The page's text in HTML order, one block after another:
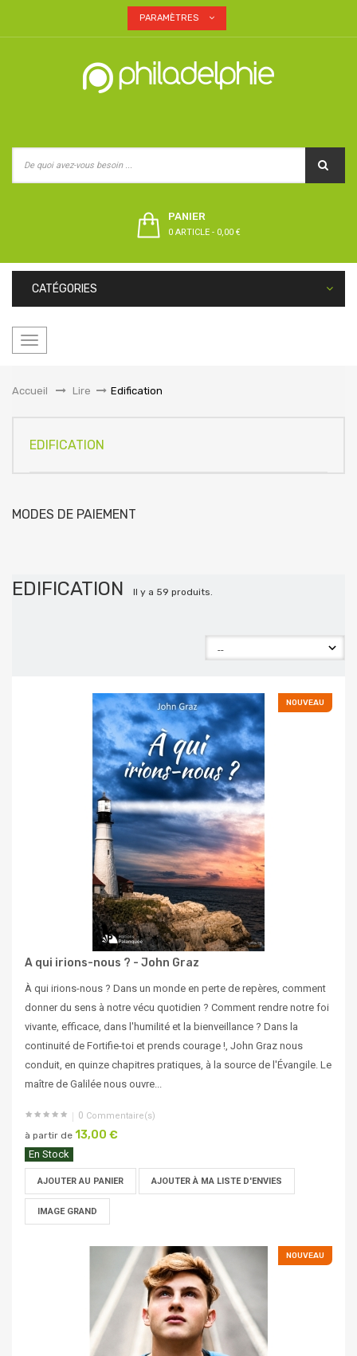
PARAMÈTRES
PANIER
0 ARTICLE - 0,00 €
CATÉGORIES
Basculer
Accueil
&gt;Lire > Edification
EDIFICATION
MODES DE PAIEMENT
EDIFICATION Il y a 59 produits.
NOUVEAU
A qui irions-nous ? - John Graz
À qui irions-nous ? Dans un monde en perte de repères, comment
donner du sens à notre vécu quotidien ? Comment rendre notre foi
vivante, efficace, dans l'humilité et la bienveillance ? Dans la
continuité de Fortifie-toi et prends courage !, John Graz nous
conduit, en quinze chapitres pratiques, à la source de l'Évangile. Le
maître de Galilée nous ouvre...
0 Commentaire(s)
à partir de 13,00 €
En Stock
AJOUTER AU PANIER AJOUTER À MA LISTE D'ENVIES
IMAGE GRAND
NOUVEAU